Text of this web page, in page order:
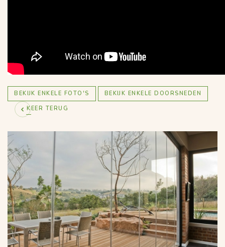
BEKIJK ENKELE FOTO'S
BEKIJK ENKELE DOORSNEDEN
KEER TERUG